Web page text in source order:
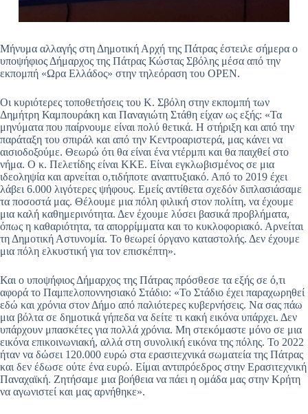
Μήνυμα αλλαγής στη Δημοτική Αρχή της Πάτρας έστειλε σήμερα ο
υποψήφιος Δήμαρχος της Πάτρας Κώστας Σβόλης μέσα από την
εκπομπή «Ωρα Ελλάδος» στην τηλεόραση του OPEN.
Οι κυριότερες τοποθετήσεις του Κ. Σβόλη στην εκπομπή των
Δημήτρη Καμπουράκη και Παναγιώτη Στάθη είχαν ως εξής: «Τα
μηνύματα που παίρνουμε είναι πολύ θετικά. Η στήριξη και από την
παράταξη του σπιράλ και από την Κεντροαριστερά, μας κάνει να
αισιοδοξούμε. Θεωρώ ότι θα είναι ένα ντέρμπι και θα παιχθεί στο
νήμα. Ο κ. Πελετίδης είναι ΚΚΕ. Είναι εγκλωβισμένος σε μια
ιδεοληψία και αρνείται ο,τιδήποτε αναπτυξιακό. Από το 2019 έχει
λάβει 6.000 λιγότερες ψήφους. Εμείς αντίθετα σχεδόν διπλασιάσαμε
τα ποσοστά μας. Θέλουμε μια πόλη φιλική στον πολίτη, να έχουμε
μια καλή καθημερινότητα. Δεν έχουμε λύσει βασικά προβλήματα,
όπως η καθαριότητα, τα απορρίμματα και το κυκλοφοριακό. Αρνείται
τη Δημοτική Αστυνομία. Το θεωρεί όργανο καταστολής. Δεν έχουμε
μια πόλη ελκυστική για τον επισκέπτη».
Και ο υποψήφιος Δήμαρχος της Πάτρας πρόσθεσε τα εξής σε ό,τι
αφορά το Παμπελοποννησιακό Στάδιο: «Το Στάδιο έχει παραχωρηθεί
εδώ και χρόνια στον Δήμο από παλιότερες κυβερνήσεις. Να σας πάω
μια βόλτα σε δημοτικά γήπεδα να δείτε τι κακή εικόνα υπάρχει. Δεν
υπάρχουν μπασκέτες για πολλά χρόνια. Μη στεκόμαστε μόνο σε μια
εικόνα επικοινωνιακή, αλλά στη συνολική εικόνα της πόλης. Το 2022
ήταν να δώσει 120.000 ευρώ στα ερασιτεχνικά σωματεία της Πάτρας
και δεν έδωσε ούτε ένα ευρώ. Είμαι αντιπρόεδρος στην Ερασιτεχνική
Παναχαϊκή. Ζητήσαμε μια βοήθεια να πάει η ομάδα μας στην Κρήτη
να αγωνιστεί και μας αρνήθηκε».